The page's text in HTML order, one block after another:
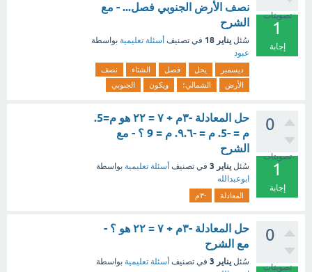
تصويتات
1
إجابة
نصف الأرض الجنوبي فصل... - مع
الشرح
سُئل يناير 18 في تصنيف أسئلة تعليمية بواسطة
عبود
ديسمبر يحل فصل الشتاء
نصف
الأرض
الشمالي؛ ويكون الجنوبي
0
تصويتات
1
إجابة
حل المعادلة -٣م + ۷ = ۲۲ هو م=5.
م = -5. م = -٩.٦. م = 9 ؟ - مع
الشرح
سُئل يناير 3 في تصنيف أسئلة تعليمية بواسطة
ابوعبدالله
المعادلة -٣م
0
تصويتات
حل المعادلة -٣م + ۷ = ۲۲ هو ؟ -
مع الشرح
سُئل يناير 3 في تصنيف أسئلة تعليمية بواسطة